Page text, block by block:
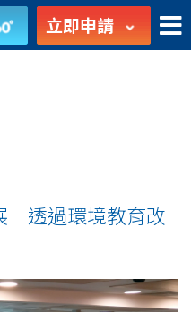
立即申請
透過環境教育改